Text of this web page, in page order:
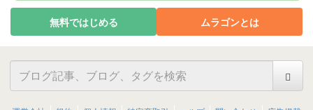
無料ではじめる ムラゴンとは